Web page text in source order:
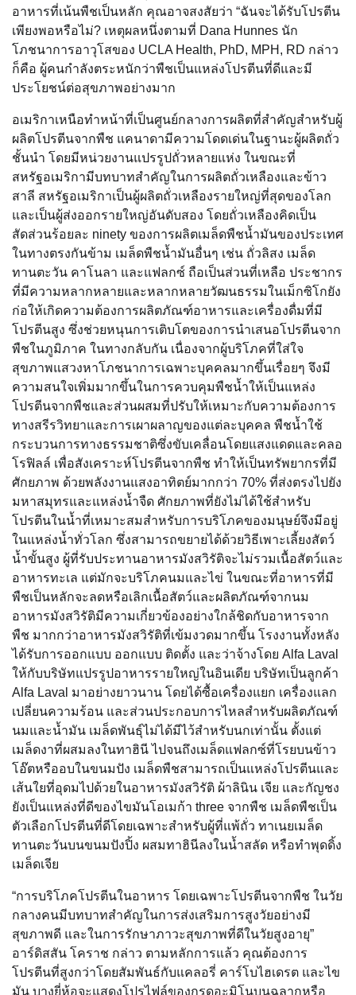
อาหารที่เน้นพืชเป็นหลัก คุณอาจสงสัยว่า “ฉันจะได้รับโปรตีน
เพียงพอหรือไม่? เหตุผลหนึ่งตามที่ Dana Hunnes นัก
โภชนาการอาวุโสของ UCLA Health, PhD, MPH, RD กล่าว
ก็คือ ผู้คนกำลังตระหนักว่าพืชเป็นแหล่งโปรตีนที่ดีและมี
ประโยชน์ต่อสุขภาพอย่างมาก
อเมริกาเหนือทำหน้าที่เป็นศูนย์กลางการผลิตที่สำคัญสำหรับผู้
ผลิตโปรตีนจากพืช แคนาดามีความโดดเด่นในฐานะผู้ผลิตถั่ว
ชั้นนำ โดยมีหน่วยงานแปรรูปถั่วหลายแห่ง ในขณะที่
สหรัฐอเมริกามีบทบาทสำคัญในการผลิตถั่วเหลืองและข้าว
สาลี สหรัฐอเมริกาเป็นผู้ผลิตถั่วเหลืองรายใหญ่ที่สุดของโลก
และเป็นผู้ส่งออกรายใหญ่อันดับสอง โดยถั่วเหลืองคิดเป็น
สัดส่วนร้อยละ ninety ของการผลิตเมล็ดพืชน้ำมันของประเทศ
ในทางตรงกันข้าม เมล็ดพืชน้ำมันอื่นๆ เช่น ถั่วลิสง เมล็ด
ทานตะวัน คาโนลา และแฟลกซ์ ถือเป็นส่วนที่เหลือ ประชากร
ที่มีความหลากหลายและหลากหลายวัฒนธรรมในเม็กซิโกยัง
ก่อให้เกิดความต้องการผลิตภัณฑ์อาหารและเครื่องดื่มที่มี
โปรตีนสูง ซึ่งช่วยหนุนการเติบโตของการนำเสนอโปรตีนจาก
พืชในภูมิภาค ในทางกลับกัน เนื่องจากผู้บริโภคที่ใส่ใจ
สุขภาพแสวงหาโภชนาการเฉพาะบุคคลมากขึ้นเรื่อยๆ จึงมี
ความสนใจเพิ่มมากขึ้นในการควบคุมพืชน้ำให้เป็นแหล่ง
โปรตีนจากพืชและส่วนผสมที่ปรับให้เหมาะกับความต้องการ
ทางสรีรวิทยาและการเผาผลาญของแต่ละบุคคล พืชน้ำใช้
กระบวนการทางธรรมชาติซึ่งขับเคลื่อนโดยแสงแดดและคลอ
โรฟิลล์ เพื่อสังเคราะห์โปรตีนจากพืช ทำให้เป็นทรัพยากรที่มี
ศักยภาพ ด้วยพลังงานแสงอาทิตย์มากกว่า 70% ที่ส่งตรงไปยัง
มหาสมุทรและแหล่งน้ำจืด ศักยภาพที่ยังไม่ได้ใช้สำหรับ
โปรตีนในน้ำที่เหมาะสมสำหรับการบริโภคของมนุษย์จึงมีอยู่
ในแหล่งน้ำทั่วโลก ซึ่งสามารถขยายได้ด้วยวิธีเพาะเลี้ยงสัตว์
น้ำขั้นสูง ผู้ที่รับประทานอาหารมังสวิรัติจะไม่รวมเนื้อสัตว์และ
อาหารทะเล แต่มักจะบริโภคนมและไข่ ในขณะที่อาหารที่มี
พืชเป็นหลักจะลดหรือเลิกเนื้อสัตว์และผลิตภัณฑ์จากนม
อาหารมังสวิรัติมีความเกี่ยวข้องอย่างใกล้ชิดกับอาหารจาก
พืช มากกว่าอาหารมังสวิรัติที่เข้มงวดมากขึ้น โรงงานทั้งหลัง
ได้รับการออกแบบ ออกแบบ ติดตั้ง และว่าจ้างโดย Alfa Laval
ให้กับบริษัทแปรรูปอาหารรายใหญ่ในอินเดีย บริษัทเป็นลูกค้า
Alfa Laval มาอย่างยาวนาน โดยได้ซื้อเครื่องแยก เครื่องแลก
เปลี่ยนความร้อน และส่วนประกอบการไหลสำหรับผลิตภัณฑ์
นมและน้ำมัน เมล็ดพันธุ์ไม่ได้มีไว้สำหรับนกเท่านั้น ตั้งแต่
เมล็ดงาที่ผสมลงในทาฮินี ไปจนถึงเมล็ดแฟลกซ์ที่โรยบนข้าว
โอ๊ตหรืออบในขนมปัง เมล็ดพืชสามารถเป็นแหล่งโปรตีนและ
เส้นใยที่อุดมไปด้วยในอาหารมังสวิรัติ ผ้าลินิน เจีย และกัญชง
ยังเป็นแหล่งที่ดีของไขมันโอเมก้า three จากพืช เมล็ดพืชเป็น
ตัวเลือกโปรตีนที่ดีโดยเฉพาะสำหรับผู้ที่แพ้ถั่ว ทาเนยเมล็ด
ทานตะวันบนขนมปังปิ้ง ผสมทาฮินีลงในน้ำสลัด หรือทำพุดดิ้ง
เมล็ดเจีย
“การบริโภคโปรตีนในอาหาร โดยเฉพาะโปรตีนจากพืช ในวัย
กลางคนมีบทบาทสำคัญในการส่งเสริมการสูงวัยอย่างมี
สุขภาพดี และในการรักษาภาวะสุขภาพที่ดีในวัยสูงอายุ”
อาร์ดิสสัน โคราช กล่าว ตามหลักการแล้ว คุณต้องการ
โปรตีนที่สูงกว่าโดยสัมพันธ์กับแคลอรี่ คาร์โบไฮเดรต และไข
มัน บางยี่ห้อจะแสดงโปรไฟล์ของกรดอะมิโนบนฉลากหรือ